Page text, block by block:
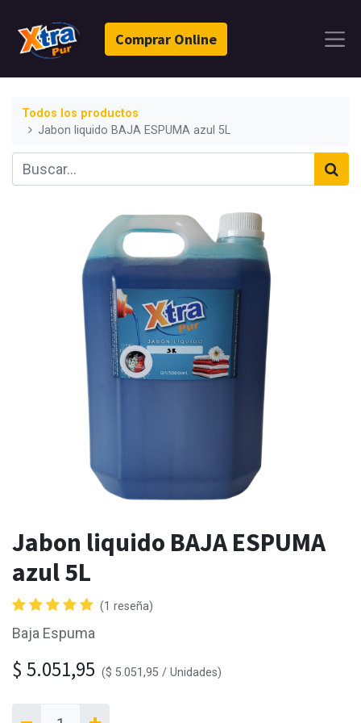
Comprar Online
Todos los productos
Jabon liquido BAJA ESPUMA azul 5L
Jabon liquido BAJA ESPUMA
azul 5L
(1 reseña)
Baja Espuma
$ 5.051,95 ($ 5.051,95 / Unidades)